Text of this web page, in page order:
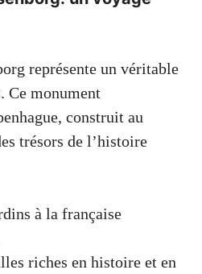
représente un véritable
Ce monument
construit au
trésors de l’histoire
à la française
riches en histoire et en